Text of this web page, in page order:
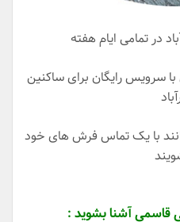
در تمامی ایام هفته
سرویس رایگان برای ساکنین
با یک تماس فرش های خود
قاسمی آشنا بشوید :